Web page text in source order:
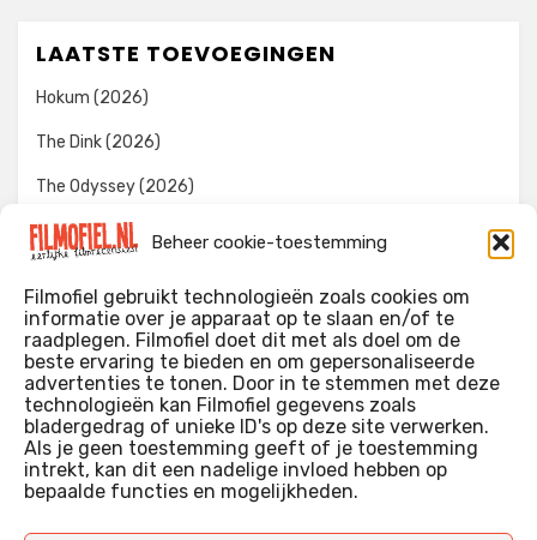
Beheer cookie-toestemming
Filmofiel gebruikt technologieën zoals cookies om
informatie over je apparaat op te slaan en/of te
raadplegen. Filmofiel doet dit met als doel om de
beste ervaring te bieden en om gepersonaliseerde
advertenties te tonen. Door in te stemmen met deze
technologieën kan Filmofiel gegevens zoals
bladergedrag of unieke ID's op deze site verwerken.
Als je geen toestemming geeft of je toestemming
intrekt, kan dit een nadelige invloed hebben op
bepaalde functies en mogelijkheden.
LAATSTE TOEVOEGINGEN
Hokum (2026)
The Dink (2026)
The Odyssey (2026)
Evil Dead Burn (2026)
WIE IK BEN…?
Ik ben ooit begonnen met m’n recensies omdat ik zoveel
films keek dat ik af en toe niet meer wist welke ik nu wel of
niet gezien had. Ik ben een filmliefhebber, heb als hobby nog
erg lang in een videotheek gewerkt, en heb als coproducent